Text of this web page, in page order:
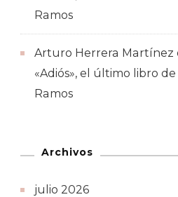
Ramos
Arturo Herrera Martínez
«Adiós», el último libro
Ramos
Archivos
julio 2026